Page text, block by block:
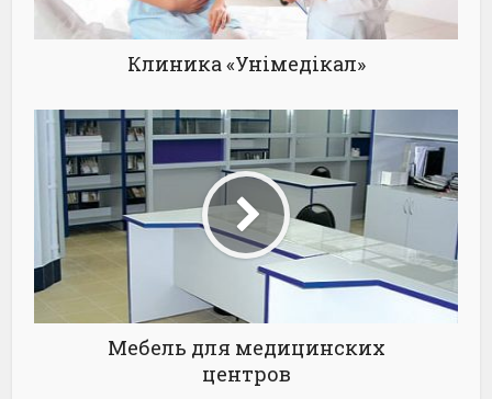
Клиника «Унімедікал»
Мебель для медицинских
центров